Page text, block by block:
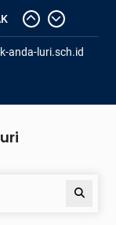
anda-luri.sch.id
Search